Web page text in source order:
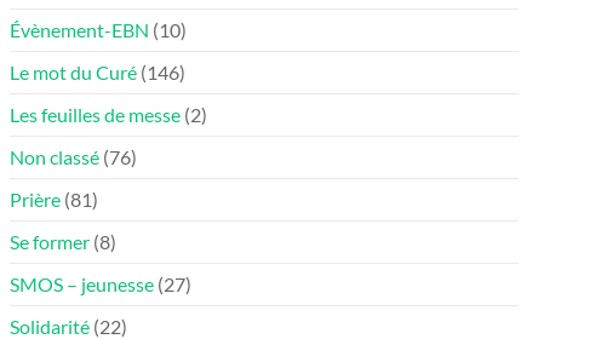
Évènement-EBN (10)
Le mot du Curé (146)
Les feuilles de messe (2)
Non classé (76)
Prière (81)
Se former (8)
SMOS – jeunesse (27)
Solidarité (22)